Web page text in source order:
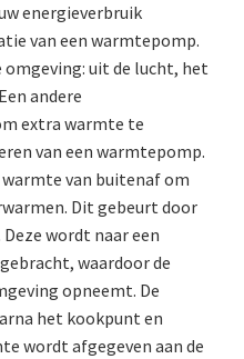
energieverbruik
van een warmtepomp.
uit de lucht, het
andere
extra warmte te
van een warmtepomp.
van buitenaf om
Dit gebeurt door
wordt naar een
waardoor de
opneemt. De
het kookpunt en
wordt afgegeven aan de